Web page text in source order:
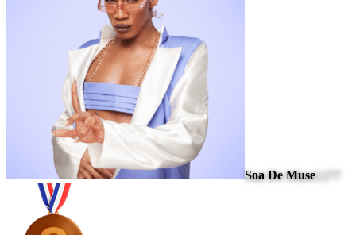
Soa De Muse1277